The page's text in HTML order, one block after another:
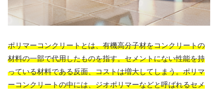
ポリマーコンクリートとは、有機高分子材をコンクリートの
材料の一部で代用したものを指す。セメントにない性能を持
っている材料である反面、コストは増大してしまう。ポリマ
ーコンクリートの中には、ジオポリマーなどと呼ばれるセメ